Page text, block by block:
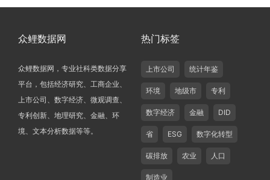
众鲤数据网
众鲤数据网，专业社科类数据分享
平台，包括经济研究、工商企业、
上市公司、数字经济、微观调查、
专利创新、地理研究、金融、环
境、文本分析数据等等。
热门标签
上市公司 统计年鉴
环境 地级市 专利
数字经济 金融 DID
省 ESG 数字化转型
碳排放 农业 人口
制造业